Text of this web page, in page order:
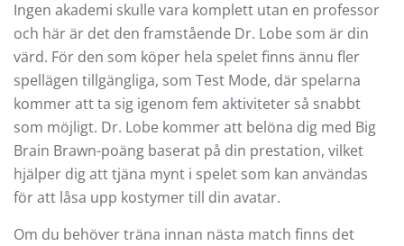
Ingen akademi skulle vara komplett utan en professor
och här är det den framstående Dr. Lobe som är din
värd. För den som köper hela spelet finns ännu fler
spellägen tillgängliga, som Test Mode, där spelarna
kommer att ta sig igenom fem aktiviteter så snabbt
som möjligt. Dr. Lobe kommer att belöna dig med Big
Brain Brawn-poäng baserat på din prestation, vilket
hjälper dig att tjäna mynt i spelet som kan användas
för att låsa upp kostymer till din avatar.
Om du behöver träna innan nästa match finns det